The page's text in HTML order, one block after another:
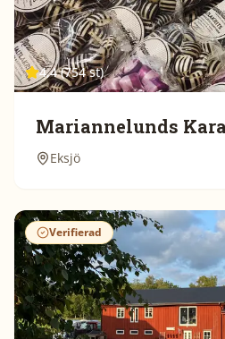
4,4 (754 st)
Mariannelunds
Eksjö
Verifierad